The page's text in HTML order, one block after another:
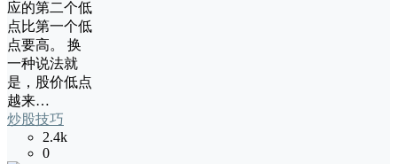
应的第二个低
点比第一个低
点要高。 换
一种说法就
是，股价低点
越来…
炒股技巧
2.4k
0